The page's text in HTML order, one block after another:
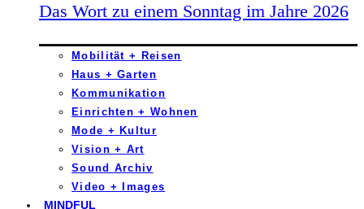
Das Wort zu einem Sonntag im Jahre 2026
Mobilität + Reisen
Haus + Garten
Kommunikation
Einrichten + Wohnen
Mode + Kultur
Vision + Art
Sound Archiv
Video + Images
MINDFUL